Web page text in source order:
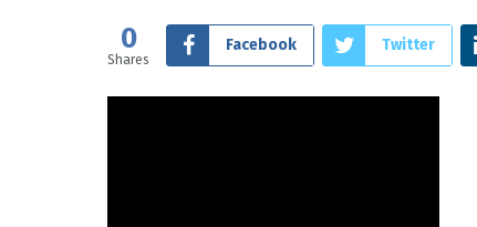
0
Shares
Facebook Twitter